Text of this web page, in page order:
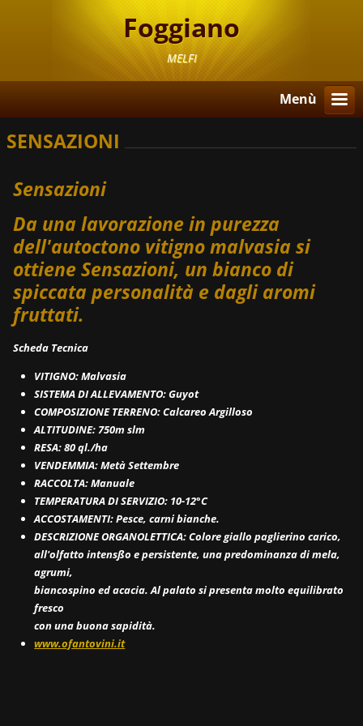
Foggiano
MELFI
Menù
SENSAZIONI
Sensazioni
Da una lavorazione in purezza
dell'autoctono vitigno malvasia si
ottiene Sensazioni, un bianco di
spiccata personalità e dagli aromi
fruttati.
Scheda Tecnica
VITIGNO: Malvasia
SISTEMA DI ALLEVAMENTO: Guyot
COMPOSIZIONE TERRENO: Calcareo Argilloso
ALTITUDINE: 750m slm
RESA: 80 ql./ha
VENDEMMIA: Metà Settembre
RACCOLTA: Manuale
TEMPERATURA DI SERVIZIO: 10-12°C
ACCOSTAMENTI: Pesce, carni bianche.
DESCRIZIONE ORGANOLETTICA: Colore giallo paglierino carico,
all'olfatto intensßo e persistente, una predominanza di mela,
agrumi,
biancospino ed acacia. Al palato si presenta molto equilibrato
fresco
con una buona sapidità.
www.ofantovini.it